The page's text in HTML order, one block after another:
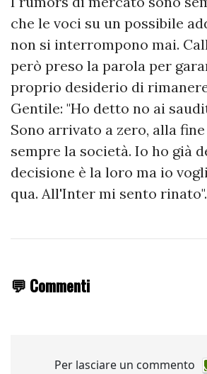
che le voci su un possibile
non si interrompono mai.
però preso la parola per
proprio desiderio di
Gentile: "Ho detto no ai
Sono arrivato a zero, alla
sempre la società. Io ho già
decisione è la loro ma io
qua. All'Inter mi sento rinato".
💬 Commenti